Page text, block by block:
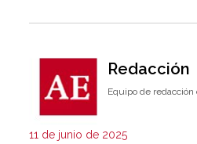
Redacción
Equipo de redacción
11 de junio de 2025